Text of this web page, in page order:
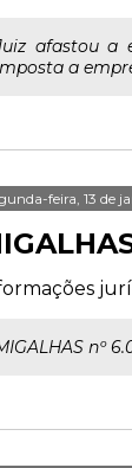
afastou a
a
feira, 13 de
nº